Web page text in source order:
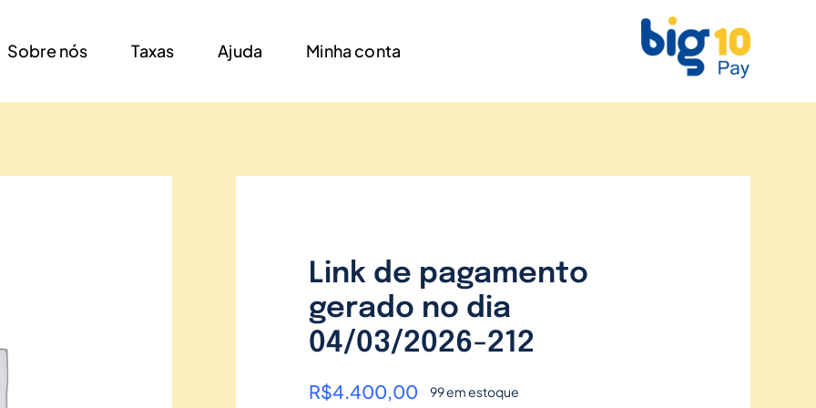
Sobre nós Taxas Ajuda Minha conta
Link de pagamento
gerado no dia
04/03/2026-212
R$4.400,00 99 em estoque